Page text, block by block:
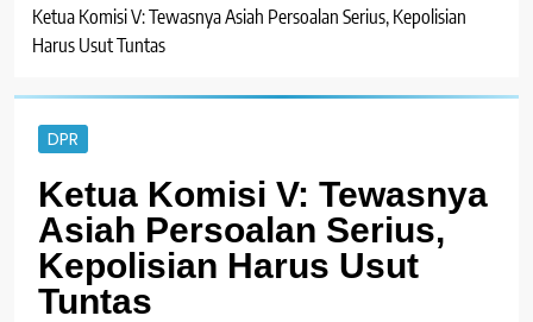
Ketua Komisi V: Tewasnya Asiah Persoalan Serius, Kepolisian
Harus Usut Tuntas
DPR
Ketua Komisi V: Tewasnya
Asiah Persoalan Serius,
Kepolisian Harus Usut
Tuntas